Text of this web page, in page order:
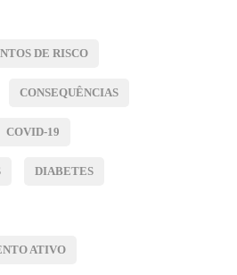
DE RISCO
CONSEQUÊNCIAS
COVID-19
DIABETES
ATIVO